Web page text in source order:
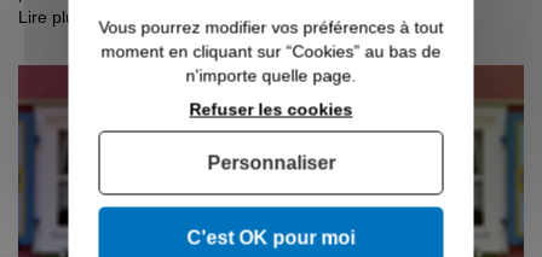
Lire plus »
Vous pourrez modifier vos préférences à tout
moment en cliquant sur “Cookies” au bas de
n'importe quelle page.
C'est OK pour moi
Refuser les cookies
Personnaliser